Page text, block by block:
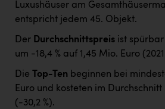
Luxushäuser am
entspricht jedem 45. Objekt.
Der Durchschnittspreis ist
um -18,4 % auf 1,45 Mio. Euro
Die Top-Ten beginnen bei
Euro und kosteten im Durchschnitt
(-30,2 %).